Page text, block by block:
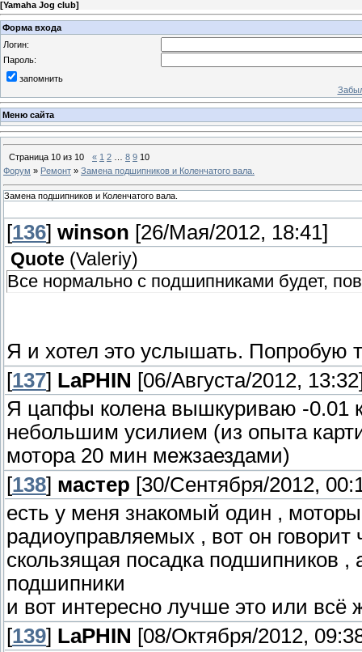
[Yamaha Jog club]
Форма входа
Логин:
Пароль:
запомнить
Меню сайта
Страница 10 из 10 « 1 2 8 9 10
Форум » Ремонт » Замена подшипников и Коленчатого вала.
Замена подшипников и Коленчатого вала.
[136] winson [26/Мая/2012, 18:41]
Quote (Valeriy)
Все нормально с подшипниками будет,
Я и хотел это услышать. Попробую
[137] LaPHIN [06/Августа/2012,
Я цапфы колена вышкуриваю -0.01
небольшим усилием (из опыта
мотора 20 мин межзаездами)
[138] мастер [30/Сентября/2012,
есть у меня знакомый один ,
радиоуправляемых , вот он
скользящая посадка подшипников ,
подшипники
и вот интересно лучше это или всё
[139] LaPHIN [08/Октября/2012,